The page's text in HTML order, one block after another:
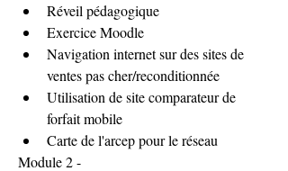
Réveil pédagogique
Exercice Moodle
Navigation internet sur des sites de
ventes pas cher/reconditionnée
Utilisation de site comparateur de
forfait mobile
Carte de l'arcep pour le réseau
Module 2 -